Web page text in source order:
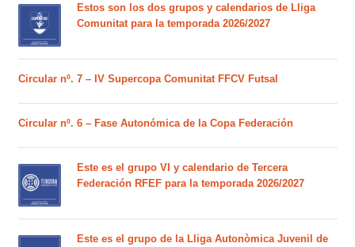
Estos son los dos grupos y calendarios de Lliga
Comunitat para la temporada 2026/2027
Circular nº. 7 – IV Supercopa Comunitat FFCV Futsal
Circular nº. 6 – Fase Autonómica de la Copa Federación
Este es el grupo VI y calendario de Tercera
Federación RFEF para la temporada 2026/2027
Este es el grupo de la Lliga Autonòmica Juvenil de